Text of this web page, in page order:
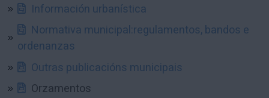
Información urbanística
Normativa municipal:regulamentos, bandos e
ordenanzas
Outras publicacións municipais
Orzamentos